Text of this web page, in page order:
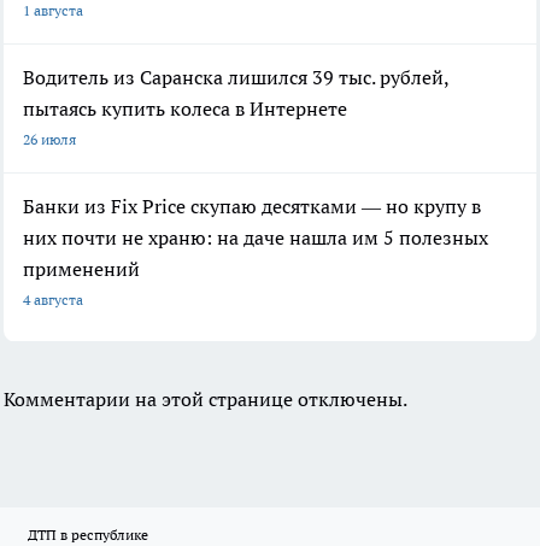
1 августа
Водитель из Саранска лишился 39 тыс. рублей,
пытаясь купить колеса в Интернете
26 июля
Банки из Fix Price скупаю десятками — но крупу в
них почти не храню: на даче нашла им 5 полезных
применений
4 августа
Комментарии на этой странице отключены.
ДТП в республике